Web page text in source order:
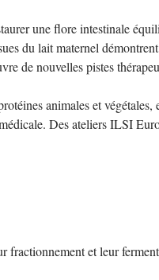
une flore intestinale
du lait maternel
de nouvelles pistes
animales et
Des ateliers ILSI
fractionnement et leur